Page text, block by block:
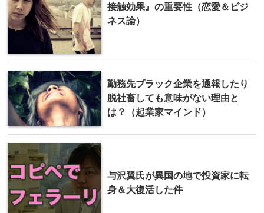
接触効果』の重要性（恋愛＆ビジ
ネス論）
勤務先ブラック企業を通報したり
脱社畜しても意味がない理由と
は？（起業家マインド）
与沢翼氏が異国の地で投資家に転
身＆大復活した件